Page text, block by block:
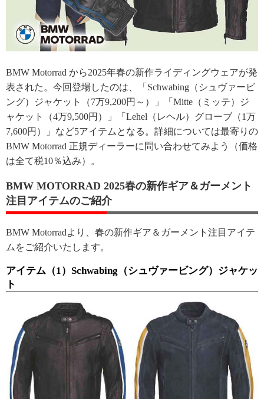
BMW Motorrad から2025年春の新作ライディングウェアが発
表された。今回登場したのは、「Schwabing（シュヴァービ
ング）ジャケット（7万9,200円～）」「Mitte（ミッテ）ジ
ャケット（4万9,500円）」「Lehel（レヘル）グローブ（1万
7,600円）」など5アイテムとなる。詳細については最寄りの
BMW Motorrad 正規ディーラーに問い合わせてみよう（価格
は全て税10％込み）。
BMW MOTORRAD 2025春の新作ギア＆ガーメント
注目アイテムのご紹介
BMW Motorradより、春の新作ギア＆ガーメント注目アイテ
ムをご紹介いたします。
アイテム（1）Schwabing（シュヴァービング）ジャケッ
ト